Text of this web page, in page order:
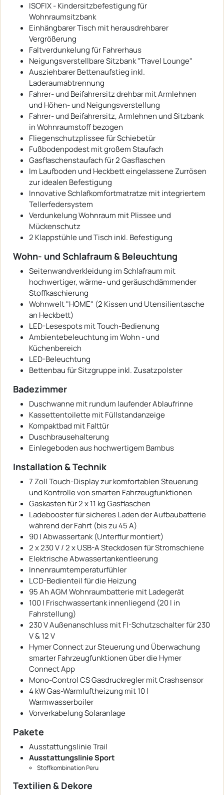
ISOFIX - Kindersitzbefestigung für
Wohnraumsitzbank
Einhängbarer Tisch mit herausdrehbarer
Vergrößerung
Faltverdunkelung für Fahrerhaus
Neigungsverstellbare Sitzbank "Travel Lounge"
Ausziehbarer Bettenaufstieg inkl.
Laderaumabtrennung
Fahrer- und Beifahrersitz drehbar mit Armlehnen
und Höhen- und Neigungsverstellung
Fahrer- und Beifahrersitz, Armlehnen und Sitzbank
in Wohnraumstoff bezogen
Fliegenschutzplissee für Schiebetür
Fußbodenpodest mit großem Staufach
Gasflaschenstaufach für 2 Gasflaschen
Im Laufboden und Heckbett eingelassene Zurrösen
zur idealen Befestigung
Innovative Schlafkomfortmatratze mit integriertem
Tellerfedersystem
Verdunkelung Wohnraum mit Plissee und
Mückenschutz
2 Klappstühle und Tisch inkl. Befestigung
Wohn- und Schlafraum & Beleuchtung
Seitenwandverkleidung im Schlafraum mit
hochwertiger, wärme- und geräuschdämmender
Stoffkaschierung
Wohnwelt "HOME" (2 Kissen und Utensilientasche
an Heckbett)
LED-Lesespots mit Touch-Bedienung
Ambientebeleuchtung im Wohn - und
Küchenbereich
LED-Beleuchtung
Bettenbau für Sitzgruppe inkl. Zusatzpolster
Badezimmer
Duschwanne mit rundum laufender Ablaufrinne
Kassettentoilette mit Füllstandanzeige
Kompaktbad mit Falttür
Duschbrausehalterung
Einlegeboden aus hochwertigem Bambus
Installation & Technik
7 Zoll Touch-Display zur komfortablen Steuerung
und Kontrolle von smarten Fahrzeugfunktionen
Gaskasten für 2 x 11 kg Gasflaschen
Ladebooster für sicheres Laden der Aufbaubatterie
während der Fahrt (bis zu 45 A)
90 l Abwassertank (Unterflur montiert)
2 x 230 V / 2 x USB-A Steckdosen für Stromschiene
Elektrische Abwassertankentleerung
Innenraumtemperaturfühler
LCD-Bedienteil für die Heizung
95 Ah AGM Wohnraumbatterie mit Ladegerät
100 l Frischwassertank innenliegend (20 l in
Fahrstellung)
230 V Außenanschluss mit FI-Schutzschalter für 230
V & 12 V
Hymer Connect zur Steuerung und Überwachung
smarter Fahrzeugfunktionen über die Hymer
Connect App
Mono-Control CS Gasdruckregler mit Crashsensor
4 kW Gas-Warmluftheizung mit 10 l
Warmwasserboiler
Vorverkabelung Solaranlage
Pakete
Ausstattungslinie Trail
Ausstattungslinie Sport
Stoffkombination Peru
Textilien & Dekore